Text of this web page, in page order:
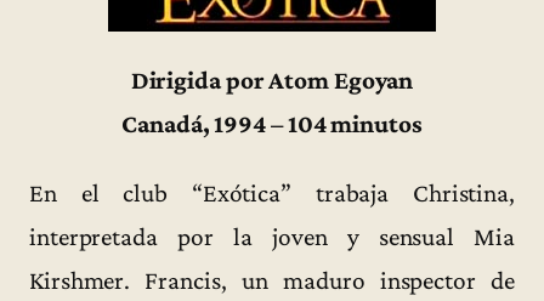
Dirigida por Atom Egoyan
Canadá, 1994 – 104 minutos
En el club “Exótica” trabaja Christina,
interpretada por la joven y sensual Mia
Kirshmer. Francis, un maduro inspector de